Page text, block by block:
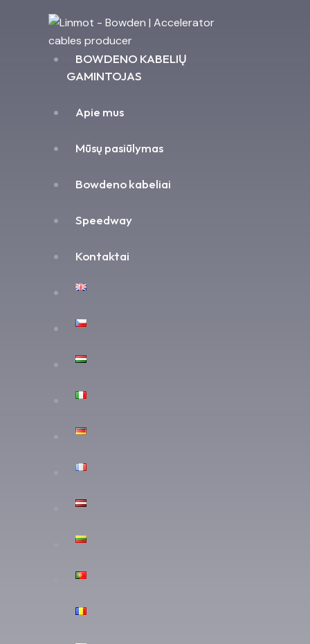
BOWDENO KABELIŲ
GAMINTOJAS
Apie mus
Mūsų pasiūlymas
Bowdeno kabeliai
Speedway
Kontaktai